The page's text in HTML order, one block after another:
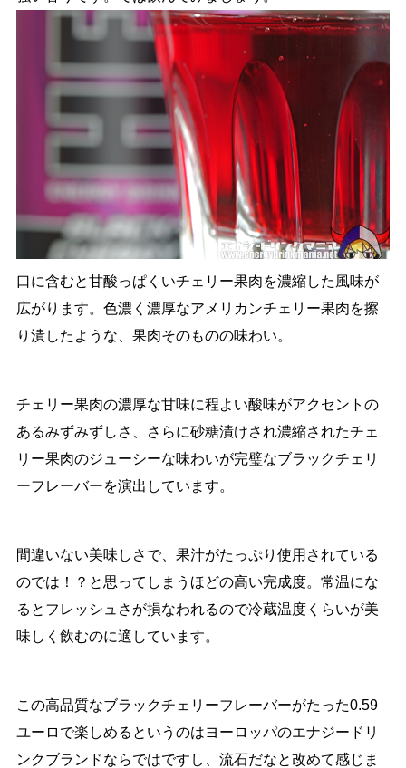
口に含むと甘酸っぱくいチェリー果肉を濃縮した風味が
広がります。色濃く濃厚なアメリカンチェリー果肉を擦
り潰したような、果肉そのものの味わい。
チェリー果肉の濃厚な甘味に程よい酸味がアクセントの
あるみずみずしさ、さらに砂糖漬けされ濃縮されたチェ
リー果肉のジューシーな味わいが完璧なブラックチェリ
ーフレーバーを演出しています。
間違いない美味しさで、果汁がたっぷり使用されている
のでは！？と思ってしまうほどの高い完成度。常温にな
るとフレッシュさが損なわれるので冷蔵温度くらいが美
味しく飲むのに適しています。
この高品質なブラックチェリーフレーバーがたった0.59
ユーロで楽しめるというのはヨーロッパのエナジードリ
ンクブランドならではですし、流石だなと改めて感じま